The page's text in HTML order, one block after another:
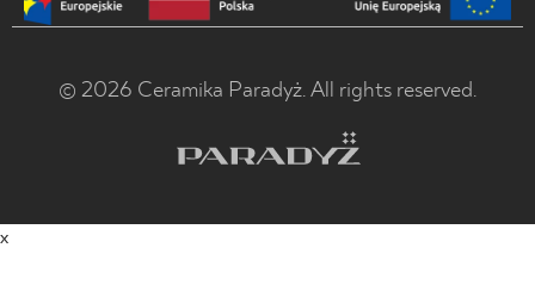
© 2026 Ceramika Paradyż. All rights reserved.
x